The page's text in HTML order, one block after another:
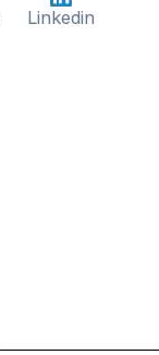
Linkedin